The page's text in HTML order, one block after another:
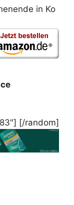
in Ko
[/random]